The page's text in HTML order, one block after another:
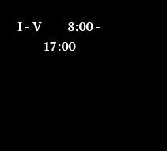
I - V 8:00 -
17:00